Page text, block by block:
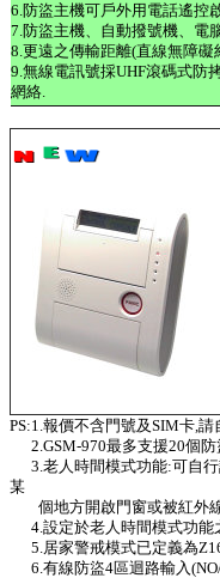
6.防盜主機可戶外用電話遙控
7.防盜主機、自動撥號機、電
8.更遠之傳輸距離(直線無障
9.無線電訊號採UHF滾碼式防
網絡.
PS:1.報價不含門號及SIM卡,
2.GSM-970最多支援20個防
3.老人時間模式功能:可自
某
個地方開啟門窗或被紅外線
4.設定於老人時間模式功能
5.居家警戒模式已定義為
6.有線防盜4區迴路輸入